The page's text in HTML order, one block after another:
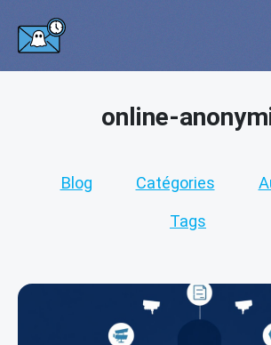
online-
Blog Catégories
Tags